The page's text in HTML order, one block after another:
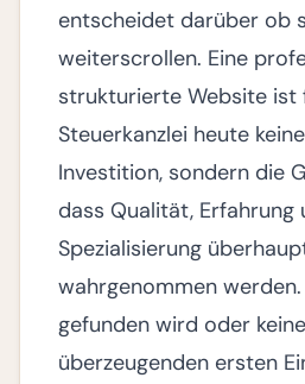
entscheidet darüber ob
weiterscrollen. Eine
strukturierte Website ist
Steuerkanzlei heute
Investition, sondern die
dass Qualität, Erfahrung
Spezialisierung
wahrgenommen
gefunden wird oder
überzeugenden ersten